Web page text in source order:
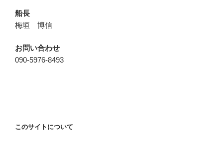
船長
梅垣 博信
お問い合わせ
090-5976-8493
このサイトについて